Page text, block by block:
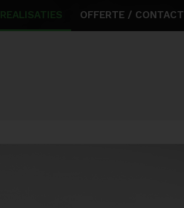
REALISATIES OFFERTE / CONTACT